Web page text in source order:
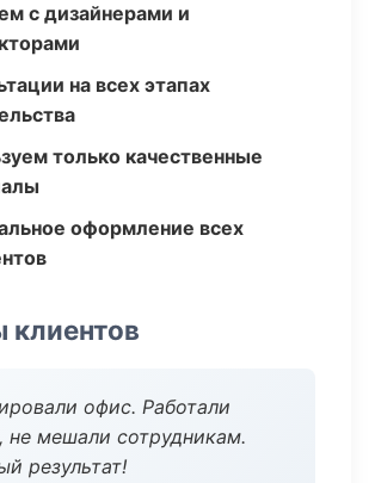
с дизайнерами и
на всех этапах
только качественные
оформление всех
офис. Работали
не мешали сотрудникам.
результат!